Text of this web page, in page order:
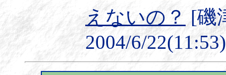
えないの？ [磯
2004/6/22(11:53)